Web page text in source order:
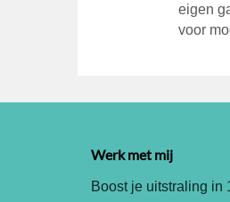
eigen
voor
Werk met mij
Boost je uitstraling in